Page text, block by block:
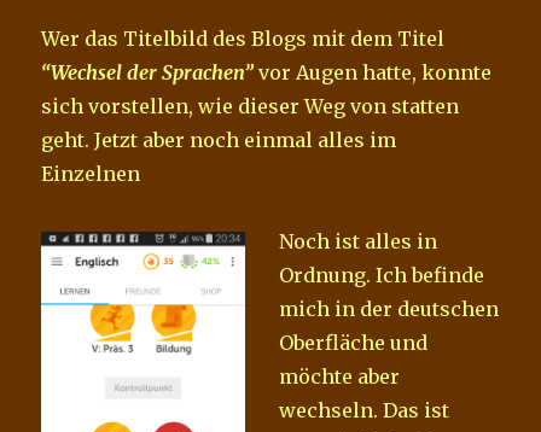
Wer das Titelbild des Blogs mit dem Titel
“Wechsel der Sprachen” vor Augen hatte, konnte
sich vorstellen, wie dieser Weg von statten
geht. Jetzt aber noch einmal alles im
Einzelnen
Noch ist alles in
Ordnung. Ich befinde
mich in der deutschen
Oberfläche und
möchte aber
wechseln. Das ist